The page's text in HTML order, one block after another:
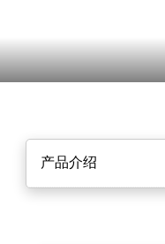
产品介绍